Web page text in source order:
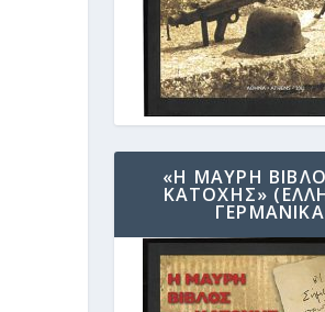
«Η ΜΑΥΡΗ
ΚΑΤΟΧΗΣ»